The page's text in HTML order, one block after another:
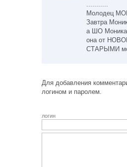
...........
Молодец
Завтра
а ШО Моника
она от
СТАРЫМИ
Для добавления
логином и паролем.
логин